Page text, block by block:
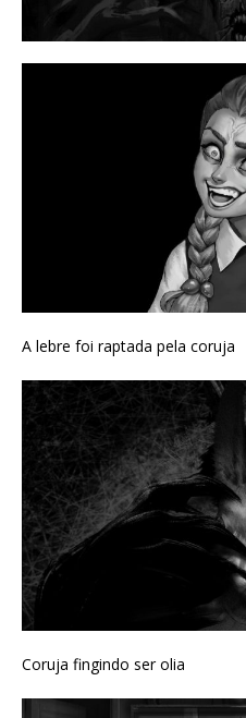
A lebre foi raptada pela coruja
Coruja fingindo ser olia